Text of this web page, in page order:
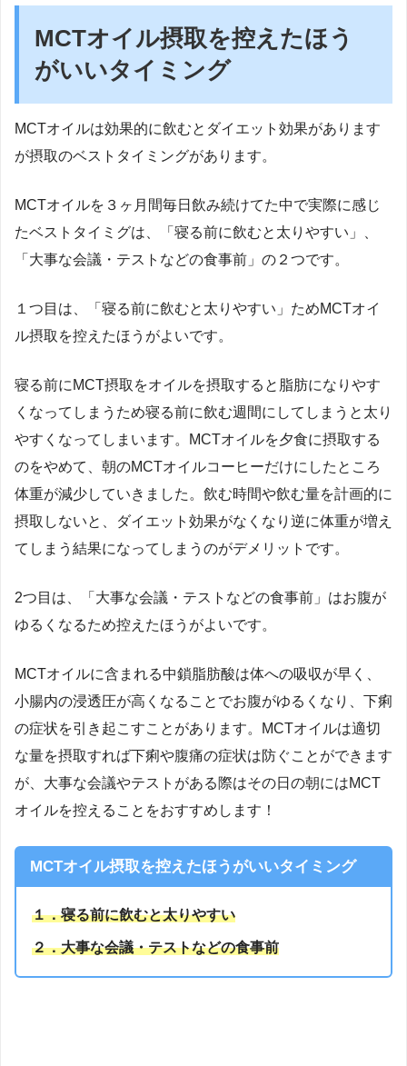
MCTオイル摂取を控えたほう
がいいタイミング
MCTオイルは効果的に飲むとダイエット効果があります
が摂取のベストタイミングがあります。
MCTオイルを３ヶ月間毎日飲み続けてた中で実際に感じ
たベストタイミグは、「寝る前に飲むと太りやすい」、
「大事な会議・テストなどの食事前」の２つです。
１つ目は、「寝る前に飲むと太りやすい」ためMCTオイ
ル摂取を控えたほうがよいです。
寝る前にMCT摂取をオイルを摂取すると脂肪になりやす
くなってしまうため寝る前に飲む週間にしてしまうと太り
やすくなってしまいます。MCTオイルを夕食に摂取する
のをやめて、朝のMCTオイルコーヒーだけにしたところ
体重が減少していきました。飲む時間や飲む量を計画的に
摂取しないと、ダイエット効果がなくなり逆に体重が増え
てしまう結果になってしまうのがデメリットです。
2つ目は、「大事な会議・テストなどの食事前」はお腹が
ゆるくなるため控えたほうがよいです。
MCTオイルに含まれる中鎖脂肪酸は体への吸収が早く、
小腸内の浸透圧が高くなることでお腹がゆるくなり、下痢
の症状を引き起こすことがあります。MCTオイルは適切
な量を摂取すれば下痢や腹痛の症状は防ぐことができます
が、大事な会議やテストがある際はその日の朝にはMCT
オイルを控えることをおすすめします！
MCTオイル摂取を控えたほうがいいタイミング
１．寝る前に飲むと太りやすい
２．大事な会議・テストなどの食事前